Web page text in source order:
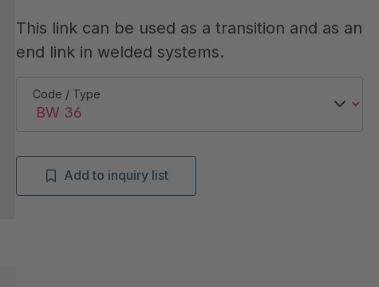
This link can be used as a transition and as an
end link in welded systems.
Code / Type
Add to inquiry list